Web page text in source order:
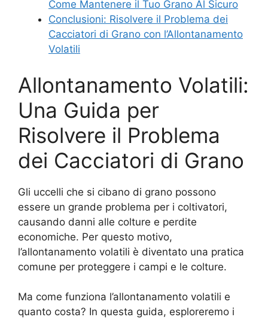
Come Mantenere il Tuo Grano Al Sicuro
Conclusioni: Risolvere il Problema dei
Cacciatori di Grano con l’Allontanamento
Volatili
Allontanamento Volatili:
Una Guida per
Risolvere il Problema
dei Cacciatori di Grano
Gli uccelli che si cibano di grano possono
essere un grande problema per i coltivatori,
causando danni alle colture e perdite
economiche. Per questo motivo,
l’allontanamento volatili è diventato una pratica
comune per proteggere i campi e le colture.
Ma come funziona l’allontanamento volatili e
quanto costa? In questa guida, esploreremo i